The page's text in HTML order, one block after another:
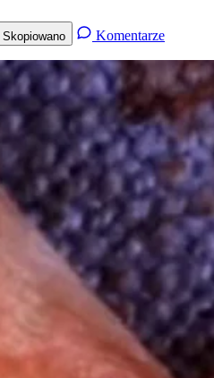
Skopiowano Komentarze